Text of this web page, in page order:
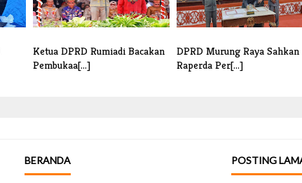
Ketua DPRD Rumiadi Bacakan
Pembukaa[...]
DPRD Murung Raya Sahkan
Raperda Per[...]
POSTING
BERANDA